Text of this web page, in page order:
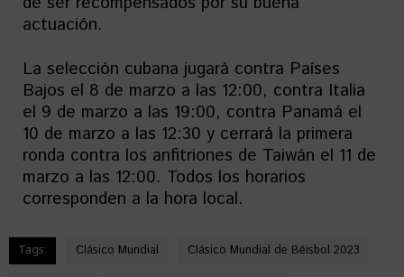
actuación.
La selección cubana jugará contra Países
Bajos el 8 de marzo a las 12:00, contra Italia
el 9 de marzo a las 19:00, contra Panamá el
10 de marzo a las 12:30 y cerrará la primera
ronda contra los anfitriones de Taiwán el 11 de
marzo a las 12:00. Todos los horarios
corresponden a la hora local.
Tags: Clásico Mundial Clásico Mundial de Béisbol 2023